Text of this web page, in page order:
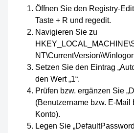
Öffnen Sie den Registry-
Taste + R und regedit.
Navigieren Sie zu
Setzen Sie den Eintrag
den Wert „1“.
Prüfen bzw. ergänzen Sie
(Benutzername bzw. E-Mail
Konto).
Legen Sie